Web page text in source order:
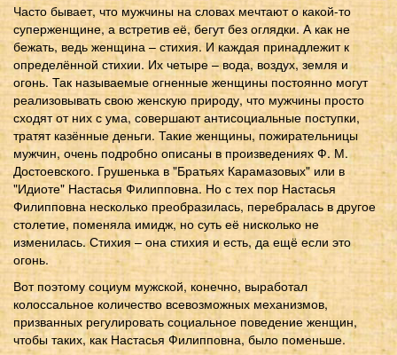
Часто бывает, что мужчины на словах мечтают о какой-то
суперженщине, а встретив её, бегут без оглядки. А как не
бежать, ведь женщина – стихия. И каждая принадлежит к
определённой стихии. Их четыре – вода, воздух, земля и
огонь. Так называемые огненные женщины постоянно могут
реализовывать свою женскую природу, что мужчины просто
сходят от них с ума, совершают антисоциальные поступки,
тратят казённые деньги. Такие женщины, пожирательницы
мужчин, очень подробно описаны в произведениях Ф. М.
Достоевского. Грушенька в "Братьях Карамазовых" или в
"Идиоте" Настасья Филипповна. Но с тех пор Настасья
Филипповна несколько преобразилась, перебралась в другое
столетие, поменяла имидж, но суть её нисколько не
изменилась. Стихия – она стихия и есть, да ещё если это
огонь.
Вот поэтому социум мужской, конечно, выработал
колоссальное количество всевозможных механизмов,
призванных регулировать социальное поведение женщин,
чтобы таких, как Настасья Филипповна, было поменьше.